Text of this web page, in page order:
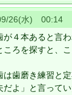
26(水) 00:14
４本あると言
ころを探すと、
歯磨き練習と
よ」と言ってい